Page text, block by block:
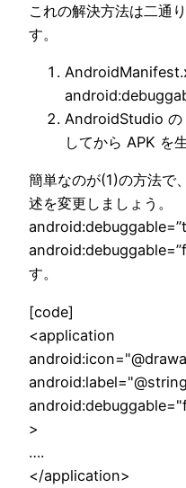
これの解決方法は二通
す。
AndroidStudio
してから APK を
簡単なのが(1)の方法で
述を変更しましょう。
す。
[code]
<application
>
….
</application>